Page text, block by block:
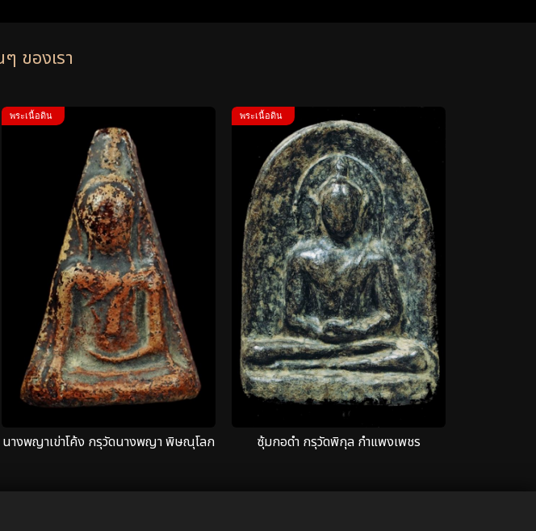
ของเรา
พระเนื้อดิน
นางพญาเข่าโค้ง กรุวัดนางพญา พิษณุโลก
พระเนื้อดิน
ซุ้มกอดำ กรุวัดพิกุล กำแพงเพชร